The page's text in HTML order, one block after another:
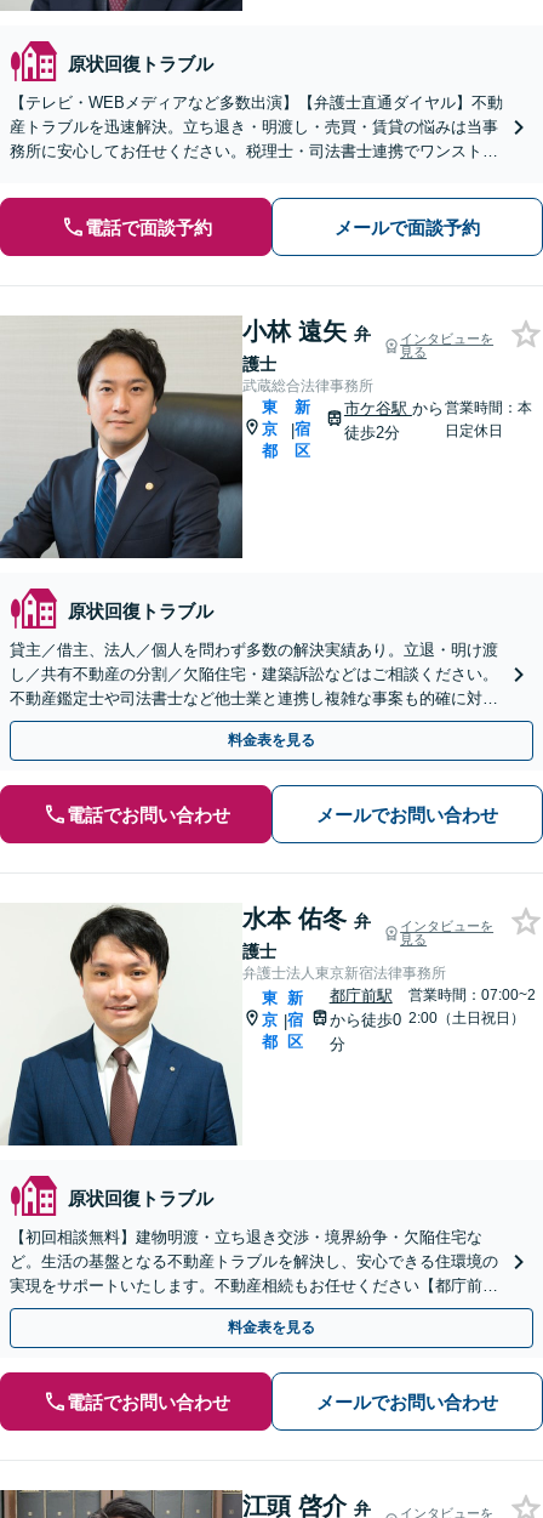
原状回復トラブル
【テレビ・WEBメディアなど多数出演】【弁護士直通ダイヤル】不動
産トラブルを迅速解決。立ち退き・明渡し・売買・賃貸の悩みは当事
務所に安心してお任せください。税理士・司法書士連携でワンストッ
電話で面談予約 メールで面談予約
小林 遠矢 弁
護士
インタビューを
見る
武蔵総合法律事務所
東
京
都
|
新
宿
区
市ケ谷駅 から
徒歩2分
営業時間：本
日定休日
原状回復トラブル
貸主／借主、法人／個人を問わず多数の解決実績あり。立退・明け渡
し／共有不動産の分割／欠陥住宅・建築訴訟などはご相談ください。
不動産鑑定士や司法書士など他士業と連携し複雑な事案も的確に対応
【市ケ谷駅2分】法人・オーナーさまの顧問契約にも注力
料金表を見る
電話でお問い合わせ メールでお問い合わせ
水本 佑冬 弁
護士
インタビューを
見る
弁護士法人東京新宿法律事務所
東
京
都
|
新
宿
区
都庁前駅
から徒歩0
分
営業時間：07:00~2
2:00（土日祝日）
原状回復トラブル
【初回相談無料】建物明渡・立ち退き交渉・境界紛争・欠陥住宅な
ど。生活の基盤となる不動産トラブルを解決し、安心できる住環境の
実現をサポートいたします。不動産相続もお任せください【都庁前駅
直結】【複数拠点あり】
料金表を見る
電話でお問い合わせ メールでお問い合わせ
江頭 啓介 弁
インタビューを